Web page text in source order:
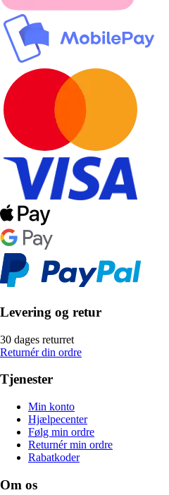
Levering og retur
30 dages returret
Returnér din ordre
Tjenester
Min konto
Hjælpecenter
Følg min ordre
Returnér min ordre
Rabatkoder
Om os